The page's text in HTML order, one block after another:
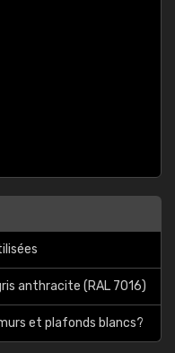
anthracite (RAL 7016)
et plafonds blancs?